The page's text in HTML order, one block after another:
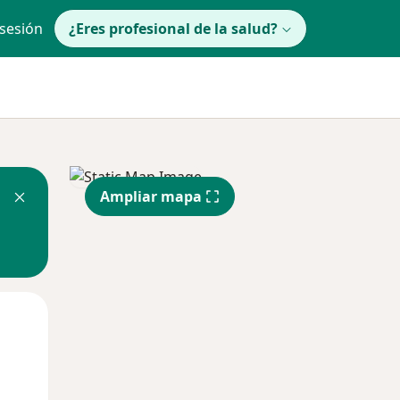
¿Eres profesional de la salud?
Ampliar mapa